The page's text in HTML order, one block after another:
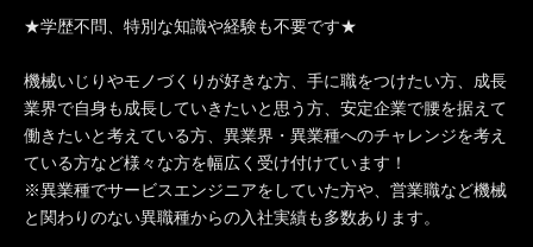
★学歴不問、特別な知識や経験も不要です★
機械いじりやモノづくりが好きな方、手に職をつけたい方、成長
業界で自身も成長していきたいと思う方、安定企業で腰を据えて
働きたいと考えている方、異業界・異業種へのチャレンジを考え
ている方など様々な方を幅広く受け付けています！
※異業種でサービスエンジニアをしていた方や、営業職など機械
と関わりのない異職種からの入社実績も多数あります。